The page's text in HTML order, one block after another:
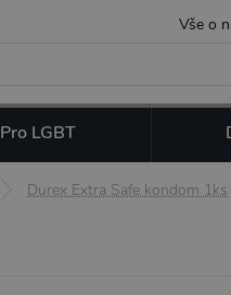
Vše o
Pro LGBT
Durex Extra Safe kondom 1ks